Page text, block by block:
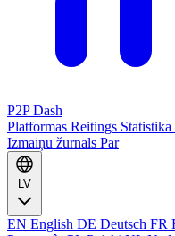
P2P Dash
Platformas Reitings Statistika
Izmaiņu žurnāls Par
LV
EN English DE Deutsch FR